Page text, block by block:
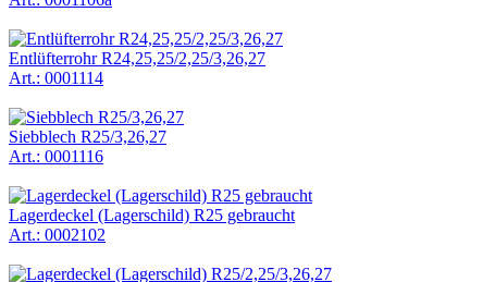
Entlüfterrohr R24,25,25/2,25/3,26,27
Art.: 0001114
Siebblech R25/3,26,27
Art.: 0001116
Lagerdeckel (Lagerschild) R25 gebraucht
Art.: 0002102